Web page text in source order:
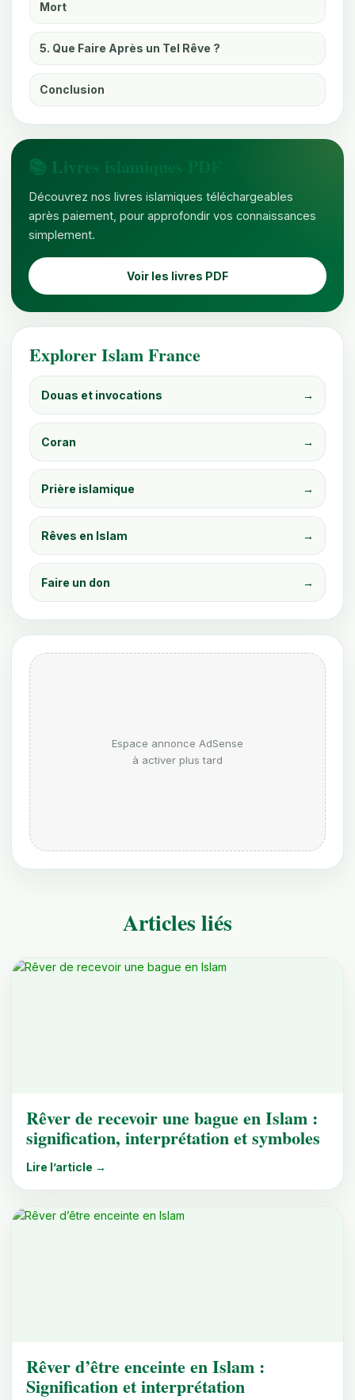
Mort
5. Que Faire Après un Tel Rêve ?
Conclusion
📚 Livres islamiques PDF
Découvrez nos livres islamiques téléchargeables
après paiement, pour approfondir vos connaissances
simplement.
Voir les livres PDF
Explorer Islam France
Douas et invocations →
Coran →
Prière islamique →
Rêves en Islam →
Faire un don →
Espace annonce AdSense
à activer plus tard
Articles liés
Rêver de recevoir une bague en Islam :
signification, interprétation et symboles
Lire l’article →
Rêver d’être enceinte en Islam :
Signification et interprétation